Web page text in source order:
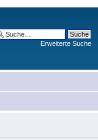
Erweiterte Suche